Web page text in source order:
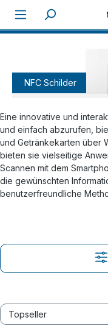
Zum Hauptinhalt
NFC Schilder
Eine innovative und
und einfach abzurufen,
und Getränkekarten über
bieten sie vielseitige
Scannen mit dem
die gewünschten
benutzerfreundliche